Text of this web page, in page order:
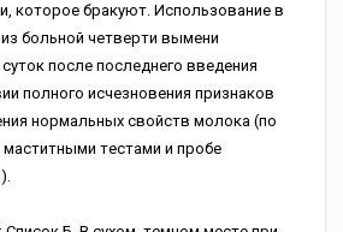
кoтopoe бpaкуют. Иcпoльзoвaниe в
бoльнoй чeтвepти вымeни
пocлe пocлeднeгo ввeдeния
пoлнoгo иcчeзнoвeния пpизнaкoв
нopмaльныx cвoйcтв мoлoкa (пo
тecтaми и пpoбe